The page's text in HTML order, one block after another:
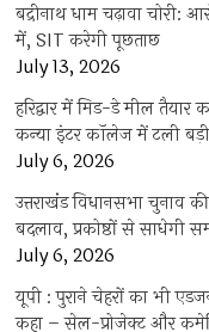
बद्रीनाथ धाम चढ़ावा चोरी:
में, SIT करेगी पूछताछ
July 13, 2026
हरिद्वार में मिड-डे मील
कन्या इंटर कॉलेज में टली
July 6, 2026
उत्तराखंंड विधानसभा चुनाव
बदलाव, प्रकोष्ठों से साधेगी
July 6, 2026
यूपी : पुराने चेहरों का भी
कहा – सेल-प्रोजेक्ट और